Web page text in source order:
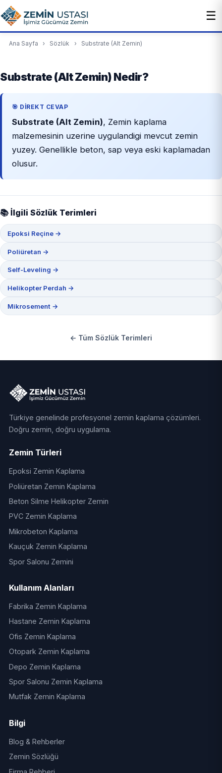
☰
Ana Sayfa › Sözlük › Substrate (Alt Zemin)
Substrate (Alt Zemin) Nedir?
🎯 DIREKT CEVAP
Substrate (Alt Zemin), Zemin kaplama
malzemesinin uzerine uygulandigi mevcut zemin
yuzey. Genellikle beton, sap veya eski kaplamadan
olusur.
📚 İlgili Sözlük Terimleri
Epoksi Reçine →
Poliüretan →
Self-Leveling →
Helikopter Perdah →
Mikrosement →
← Tüm Sözlük Terimleri
Türkiye genelinde profesyonel zemin kaplama çözümleri.
Doğru zemin, doğru uygulama.
Zemin Türleri
Epoksi Zemin Kaplama
Poliüretan Zemin Kaplama
Beton Silme Helikopter Zemin
PVC Zemin Kaplama
Mikrobeton Kaplama
Kauçuk Zemin Kaplama
Spor Salonu Zemini
Kullanım Alanları
Fabrika Zemin Kaplama
Hastane Zemin Kaplama
Ofis Zemin Kaplama
Otopark Zemin Kaplama
Depo Zemin Kaplama
Spor Salonu Zemin Kaplama
Mutfak Zemin Kaplama
Bilgi
Blog & Rehberler
Zemin Sözlüğü